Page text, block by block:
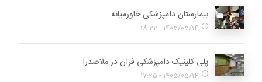
بیمارستان دامپزشکی خاورمیانه
1405/05/14 - 18:22
پلی کلینیک دامپزشکی فران در ملاصدرا
1405/05/14 - 17:25